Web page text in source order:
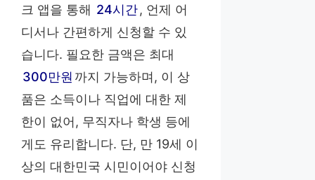
크 앱을 통해 24시간, 언제 어
디서나 간편하게 신청할 수 있
습니다. 필요한 금액은 최대
300만원 까지 가능하며, 이 상
품은 소득이나 직업에 대한 제
한이 없어, 무직자나 학생 등에
게도 유리합니다. 단, 만 19세 이
상의 대한민국 시민이어야 신청